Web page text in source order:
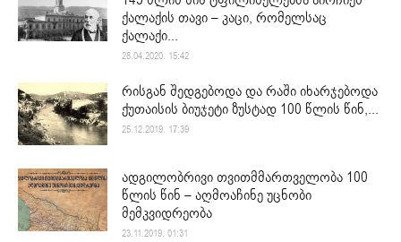
ქალაქის თავი – კაცი, რომელსაც
ქალაქი...
28.04.2020. 15:42
რისგან შედგებოდა და რაში იხარჯებოდა
ქუთაისის ბიუჯეტი ზუსტად 100 წლის წინ,...
25.12.2019. 17:39
ადგილობრივი თვითმმართველობა 100
წლის წინ – აღმოაჩინე უცნობი
მემკვიდრეობა
23.11.2019. 01:31